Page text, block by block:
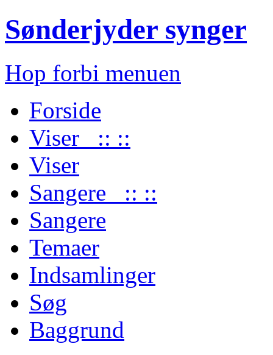
Sønderjyder synger
Hop forbi menuen
Forside
Viser :: ::
Viser
Sangere :: ::
Sangere
Temaer
Indsamlinger
Søg
Baggrund